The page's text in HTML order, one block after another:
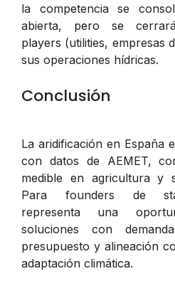
la competencia se
abierta, pero se
players (utilities, empresas
sus operaciones hídricas.
Conclusión
La aridificación en España
con datos de AEMET,
medible en agricultura y
Para founders de
representa una
soluciones con
presupuesto y alineación
adaptación climática.